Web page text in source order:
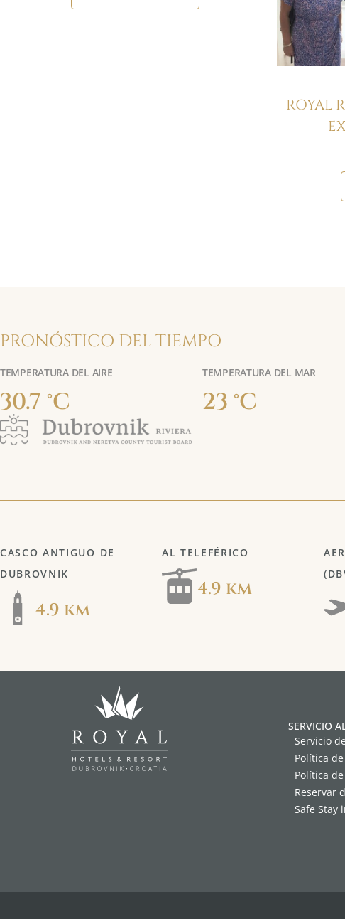
ROYAL
PRONÓSTICO DEL TIEMPO
TEMPERATURA DEL AIRE
30.7 °C
TEMPERATURA DEL MAR
23 °C
CASCO ANTIGUO DE
DUBROVNIK
4.9 km
AL TELEFÉRICO
4.9 km
SERVICIO
Servicio
Política
Política
Reservar
Safe Stay